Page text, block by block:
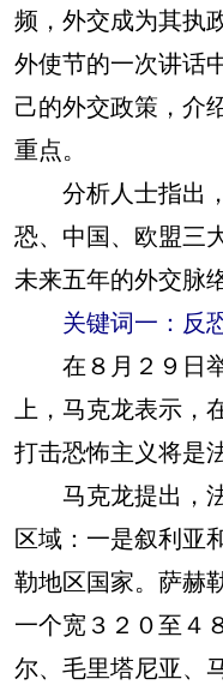
频，外交成为其执
外使节的一次讲话
己的外交政策，介
重点。
分析人士指出，
恐、中国、欧盟三
未来五年的外交脉络
关键词一：反
在８月２９日举
上，马克龙表示，
打击恐怖主义将是
马克龙提出，法
区域：一是叙利亚
勒地区国家。萨赫
一个宽３２０至４
尔、毛里塔尼亚、